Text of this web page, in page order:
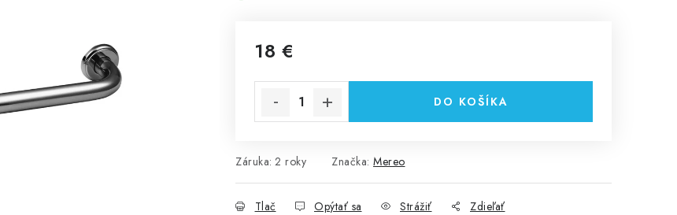
18 €
DO KOŠÍKA
Záruka: 2 roky Značka: Mereo
Tlač Opýtať sa Strážiť Zdieľať